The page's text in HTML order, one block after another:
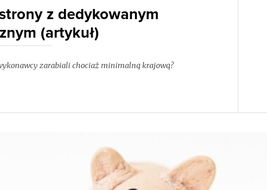
z dedykowanym
(artykuł)
zarabiali chociaż minimalną krajową?